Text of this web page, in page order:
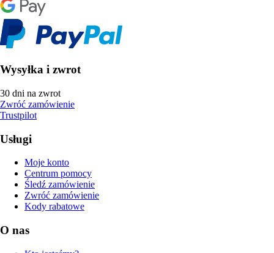
Wysyłka i zwrot
30 dni na zwrot
Zwróć zamówienie
Trustpilot
Usługi
Moje konto
Centrum pomocy
Śledź zamówienie
Zwróć zamówienie
Kody rabatowe
O nas